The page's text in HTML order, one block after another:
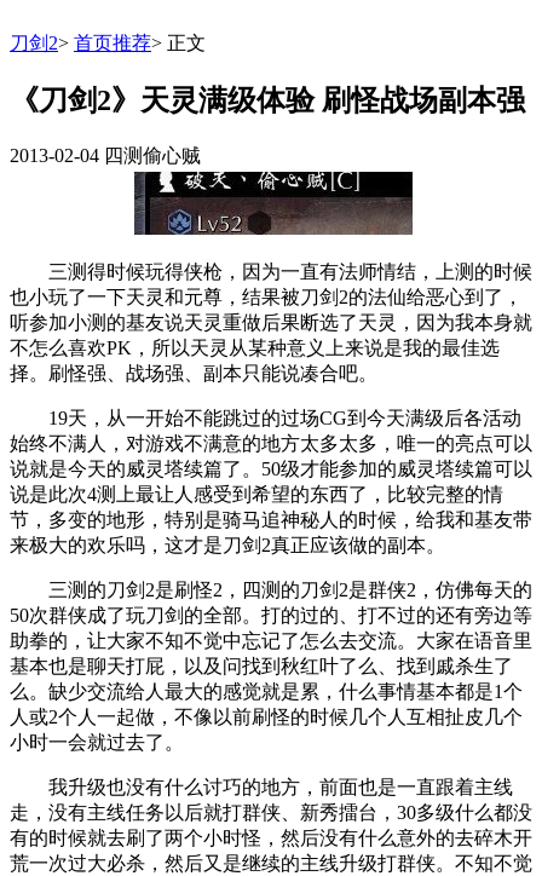
刀剑2> 首页推荐> 正文
《刀剑2》天灵满级体验 刷怪战场副本强
2013-02-04 四测偷心贼
三测得时候玩得侠枪，因为一直有法师情结，上测的时候
也小玩了一下天灵和元尊，结果被刀剑2的法仙给恶心到了，
听参加小测的基友说天灵重做后果断选了天灵，因为我本身就
不怎么喜欢PK，所以天灵从某种意义上来说是我的最佳选
择。刷怪强、战场强、副本只能说凑合吧。
19天，从一开始不能跳过的过场CG到今天满级后各活动
始终不满人，对游戏不满意的地方太多太多，唯一的亮点可以
说就是今天的威灵塔续篇了。50级才能参加的威灵塔续篇可以
说是此次4测上最让人感受到希望的东西了，比较完整的情
节，多变的地形，特别是骑马追神秘人的时候，给我和基友带
来极大的欢乐吗，这才是刀剑2真正应该做的副本。
三测的刀剑2是刷怪2，四测的刀剑2是群侠2，仿佛每天的
50次群侠成了玩刀剑的全部。打的过的、打不过的还有旁边等
助拳的，让大家不知不觉中忘记了怎么去交流。大家在语音里
基本也是聊天打屁，以及问找到秋红叶了么、找到戚杀生了
么。缺少交流给人最大的感觉就是累，什么事情基本都是1个
人或2个人一起做，不像以前刷怪的时候几个人互相扯皮几个
小时一会就过去了。
我升级也没有什么讨巧的地方，前面也是一直跟着主线
走，没有主线任务以后就打群侠、新秀擂台，30多级什么都没
有的时候就去刷了两个小时怪，然后没有什么意外的去碎木开
荒一次过大必杀，然后又是继续的主线升级打群侠。不知不觉